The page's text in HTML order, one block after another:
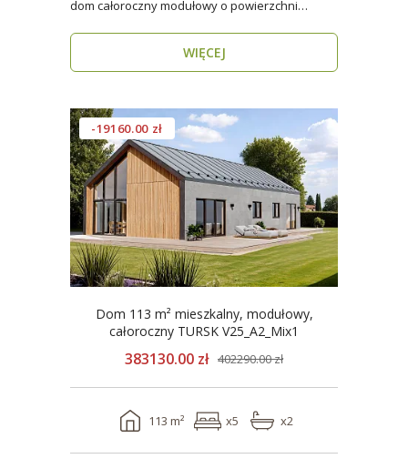
dom całoroczny modułowy o powierzchni
WIĘCEJ
-19160.00 zł
Dom 113 m² mieszkalny, modułowy,
całoroczny TURSK V25_A2_Mix1
383130.00 zł 402290.00 zł
113 m² x5 x2